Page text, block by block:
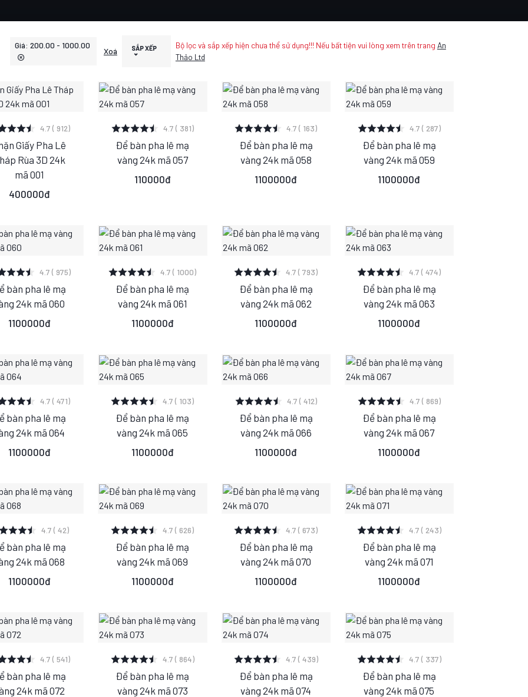
Giá: 200.00 - 1000.00
Xoá SẮP XẾP Bộ lọc và sắp xếp hiện chưa thể sử dụng!!! Nếu bất tiện vui lòng xem trên trang An
Thảo Ltd
XEM CHI TIẾT
S
M
L
4.7 ( 912)
Giấy Pha Lê
Rùa 3D 24k
mã 001
400000đ
XEM CHI TIẾT
S
M
4.7 ( 381)
Để bàn pha lê mạ
vàng 24k mã 057
110000đ
XEM CHI TIẾT
S
M
4.7 ( 163)
Để bàn pha lê mạ
vàng 24k mã 058
1100000đ
XEM CHI TIẾT
S
M
4.7 ( 287)
Để bàn pha lê mạ
vàng 24k mã 059
1100000đ
XEM CHI TIẾT
S
M
4.7 ( 975)
bàn pha lê mạ
24k mã 060
1100000đ
XEM CHI TIẾT
S
M
4.7 ( 1000)
Để bàn pha lê mạ
vàng 24k mã 061
1100000đ
XEM CHI TIẾT
S
M
4.7 ( 793)
Để bàn pha lê mạ
vàng 24k mã 062
1100000đ
XEM CHI TIẾT
S
M
4.7 ( 474)
Để bàn pha lê mạ
vàng 24k mã 063
1100000đ
XEM CHI TIẾT
S
M
4.7 ( 471)
bàn pha lê mạ
24k mã 064
1100000đ
XEM CHI TIẾT
S
M
4.7 ( 103)
Để bàn pha lê mạ
vàng 24k mã 065
1100000đ
XEM CHI TIẾT
S
M
4.7 ( 412)
Để bàn pha lê mạ
vàng 24k mã 066
1100000đ
XEM CHI TIẾT
S
M
4.7 ( 869)
Để bàn pha lê mạ
vàng 24k mã 067
1100000đ
XEM CHI TIẾT
S
M
4.7 ( 42)
bàn pha lê mạ
24k mã 068
1100000đ
XEM CHI TIẾT
S
M
4.7 ( 626)
Để bàn pha lê mạ
vàng 24k mã 069
1100000đ
XEM CHI TIẾT
S
M
4.7 ( 673)
Để bàn pha lê mạ
vàng 24k mã 070
1100000đ
XEM CHI TIẾT
S
M
4.7 ( 243)
Để bàn pha lê mạ
vàng 24k mã 071
1100000đ
XEM CHI TIẾT
S
M
4.7 ( 541)
bàn pha lê mạ
24k mã 072
XEM CHI TIẾT
S
M
4.7 ( 864)
Để bàn pha lê mạ
vàng 24k mã 073
XEM CHI TIẾT
S
M
4.7 ( 439)
Để bàn pha lê mạ
vàng 24k mã 074
XEM CHI TIẾT
S
M
4.7 ( 337)
Để bàn pha lê mạ
vàng 24k mã 075